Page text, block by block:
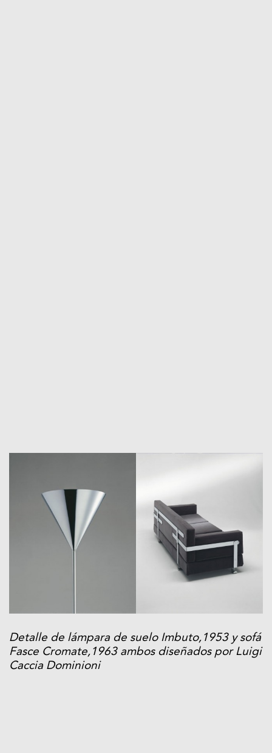
Detalle de lámpara de suelo Imbuto,1953 y sofá
Fasce Cromate,1963 ambos diseñados por Luigi
Caccia Dominioni